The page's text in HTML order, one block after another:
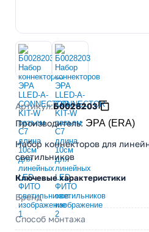
Артикул:Б0028203
Производитель: ЭРА (ERA)
Набор коннекторов для
светильников
Ключевые характеристики
Бренд
Способ монтажа